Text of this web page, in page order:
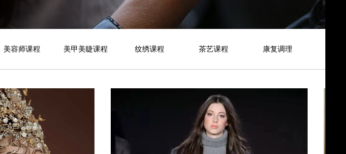
美容师课程 美甲美睫课程 纹绣课程 茶艺课程 康复调理